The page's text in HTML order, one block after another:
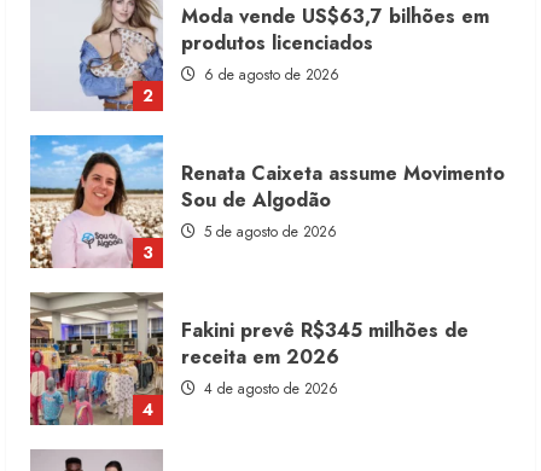
2
Moda vende US$63,7 bilhões em
produtos licenciados
6 de agosto de 2026
3
Renata Caixeta assume Movimento
Sou de Algodão
5 de agosto de 2026
4
Fakini prevê R$345 milhões de
receita em 2026
4 de agosto de 2026